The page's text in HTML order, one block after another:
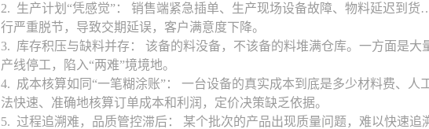
2. 生产计划“凭感觉”： 销售端紧急插单、生产现场设备故障、物料延迟到
行严重脱节，导致交期延误，客户满意度下降。
3. 库存积压与缺料并存： 该备的料没备，不该备的料堆满仓库。一方面是
产线停工，陷入“两难”境境地。
4. 成本核算如同“一笔糊涂账”： 一台设备的真实成本到底是多少材料费、
法快速、准确地核算订单成本和利润，定价决策缺乏依据。
5. 过程追溯难，品质管控滞后： 某个批次的产品出现质量问题，难以快速